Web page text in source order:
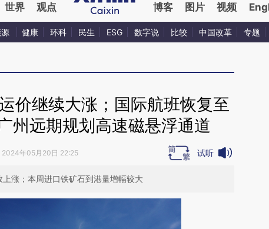
世界 观点 博客 图片 视频
健康 环科 民生 ESG 数字说 比较 中国改革 专题
价继续大涨；国际航班恢复至
州远期规划高速磁悬浮通道
2024年05月20日 22:25 试听
涨；本周进口铁矿石到港量增幅较大